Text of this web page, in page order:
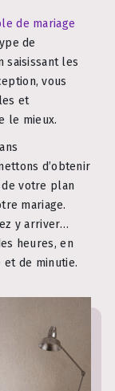
de mariage
de
saisissant les
vous
et
le mieux.
d’obtenir
votre plan
mariage.
y arriver…
heures, en
et de minutie.